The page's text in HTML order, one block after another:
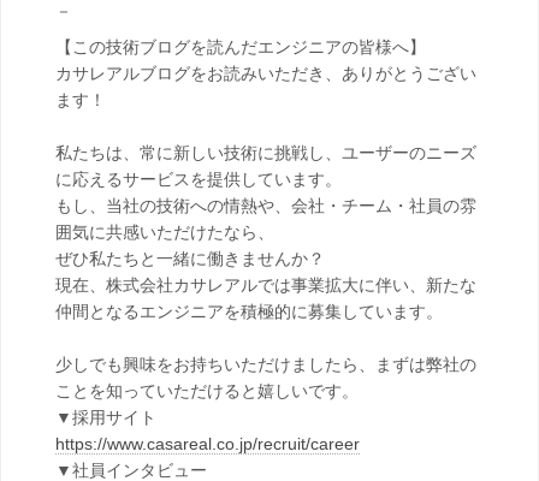
－
【この技術ブログを読んだエンジニアの皆様へ】
カサレアルブログをお読みいただき、ありがとうござい
ます！
私たちは、常に新しい技術に挑戦し、ユーザーのニーズ
に応えるサービスを提供しています。
もし、当社の技術への情熱や、会社・チーム・社員の雰
囲気に共感いただけたなら、
ぜひ私たちと一緒に働きませんか？
現在、株式会社カサレアルでは事業拡大に伴い、新たな
仲間となるエンジニアを積極的に募集しています。
少しでも興味をお持ちいただけましたら、まずは弊社の
ことを知っていただけると嬉しいです。
▼採用サイト
https://www.casareal.co.jp/recruit/career
▼社員インタビュー